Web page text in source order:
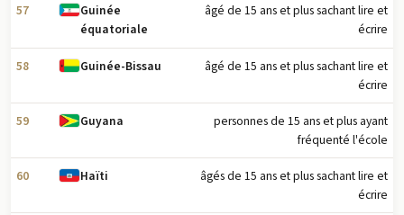
57
Guinée
équatoriale
âgé de 15 ans et plus sachant lire et
écrire
58 Guinée-Bissau
âgé de 15 ans et plus sachant lire et
écrire
59 Guyana
personnes de 15 ans et plus ayant
fréquenté l'école
60 Haïti
âgés de 15 ans et plus sachant lire et
écrire